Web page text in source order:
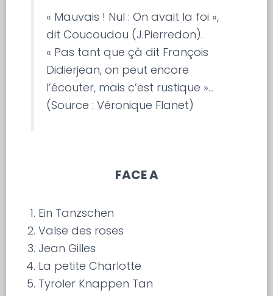
« Mauvais ! Nul : On avait la foi »,
dit Coucoudou (J.Pierredon).
« Pas tant que çà dit François
Didierjean, on peut encore
l’écouter, mais c’est rustique »…
(Source : Véronique Flanet)
FACE A
Ein Tanzschen
Valse des roses
Jean Gilles
La petite Charlotte
Tyroler Knappen Tan